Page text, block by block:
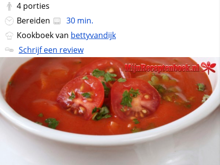
4 porties
Bereiden
30 min.
Kookboek van bettyvandijk
Schrijf een review